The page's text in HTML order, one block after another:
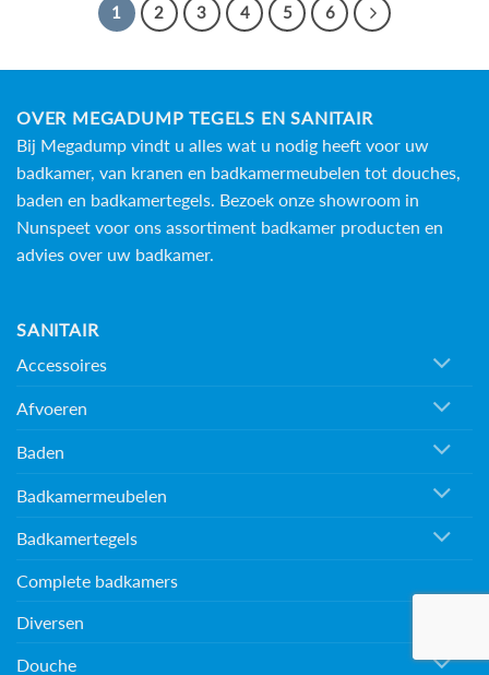
1 2 3 4 5 6
OVER MEGADUMP TEGELS EN SANITAIR
Bij Megadump vindt u alles wat u nodig heeft voor uw
badkamer, van kranen en badkamermeubelen tot douches,
baden en badkamertegels . Bezoek onze showroom in
Nunspeet voor ons assortiment badkamer producten en
advies over uw badkamer.
SANITAIR
Accessoires
Afvoeren
Baden
Badkamermeubelen
Badkamertegels
Complete badkamers
Diversen
Douche